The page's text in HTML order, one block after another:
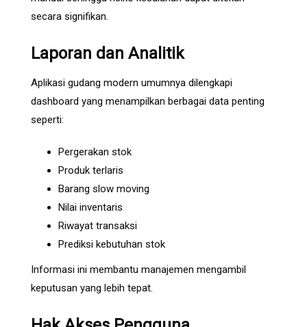
secara signifikan.
Laporan dan Analitik
Aplikasi gudang modern umumnya dilengkapi
dashboard yang menampilkan berbagai data penting
seperti:
Pergerakan stok
Produk terlaris
Barang slow moving
Nilai inventaris
Riwayat transaksi
Prediksi kebutuhan stok
Informasi ini membantu manajemen mengambil
keputusan yang lebih tepat.